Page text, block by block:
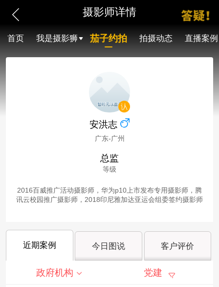
摄影师详情
首页 我是摄影狮 茄子约拍 拍摄动态 直播案例
安洪志
广东-广州
总监
等级
2016百威推广活动摄影师，华为p10上市发布专用摄影师，腾
讯云校园推广摄影师，2018印尼雅加达亚运会组委签约摄影师
近期案例 今日图说 客户评价
政府机构 党建